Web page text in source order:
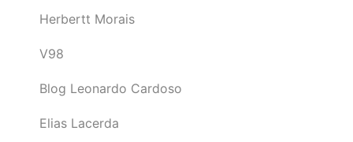
Herbertt Morais
V98
Blog Leonardo Cardoso
Elias Lacerda